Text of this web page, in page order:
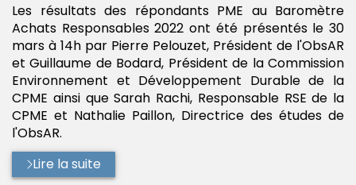
Les résultats des répondants PME au Baromètre
Achats Responsables 2022 ont été présentés le 30
mars à 14h par Pierre Pelouzet, Président de l'ObsAR
et Guillaume de Bodard, Président de la Commission
Environnement et Développement Durable de la
CPME ainsi que Sarah Rachi, Responsable RSE de la
CPME et Nathalie Paillon, Directrice des études de
l'ObsAR.
Lire la suite